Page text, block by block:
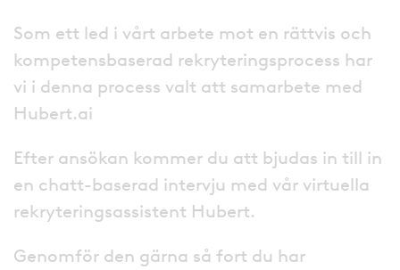
Som ett led i vårt arbete mot en rättvis och
kompetensbaserad rekryteringsprocess har
vi i denna process valt att samarbete med
Hubert.ai
Efter ansökan kommer du att bjudas in till in
en chatt-baserad intervju med vår virtuella
rekryteringsassistent Hubert.
Genomför den gärna så fort du har